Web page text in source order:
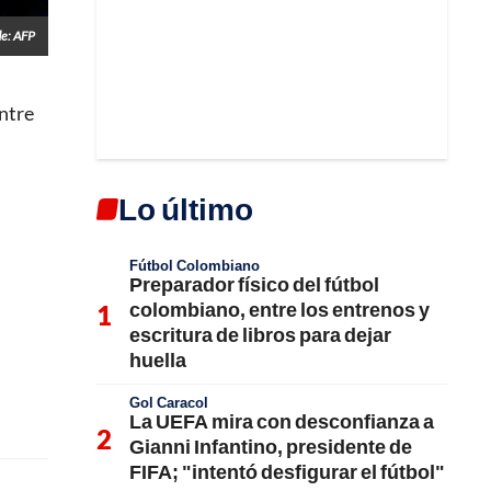
AFP
Lo último
Fútbol Colombiano
Preparador físico del fútbol
colombiano, entre los entrenos y
escritura de libros para dejar
huella
Gol Caracol
La UEFA mira con desconfianza a
Gianni Infantino, presidente de
FIFA; "intentó desfigurar el fútbol"